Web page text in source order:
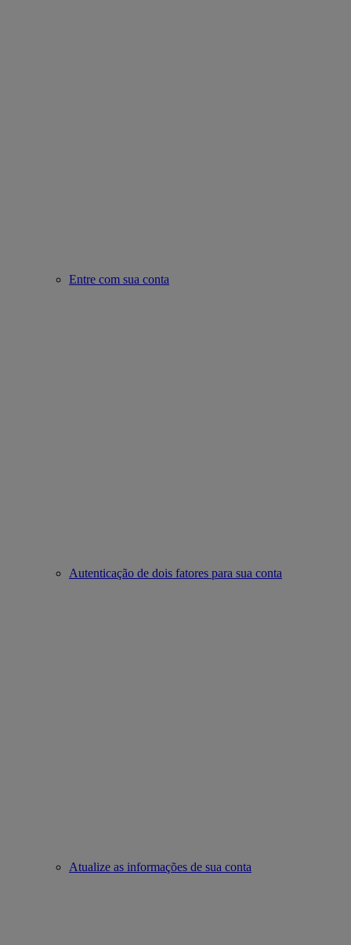
Entre com sua conta
Autenticação de dois fatores para sua conta
Atualize as informações de sua conta